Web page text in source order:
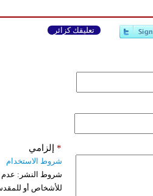
تعليقك كزائر
إلزامي *
شروط الاستخدام
شروط النشر: عدم
للأشخاص أو